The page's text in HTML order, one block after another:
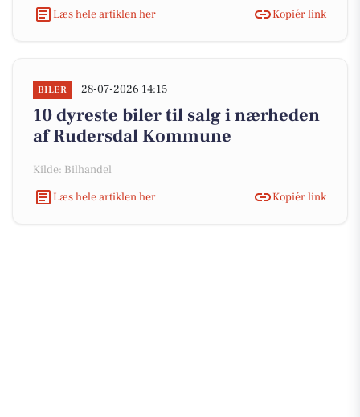
Læs hele artiklen her
Kopiér link
BILER 28-07-2026 14:15
10 dyreste biler til salg i nærheden
af Rudersdal Kommune
Kilde: Bilhandel
Læs hele artiklen her
Kopiér link